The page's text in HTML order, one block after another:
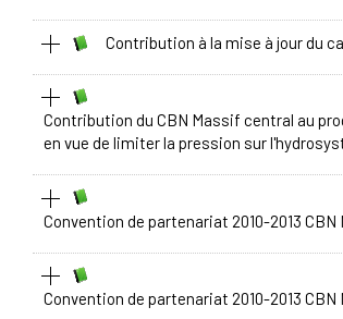
Contribution à la mise à jour du
Contribution du CBN Massif central au
en vue de limiter la pression sur
Convention de partenariat 2010-2013
Convention de partenariat 2010-2013